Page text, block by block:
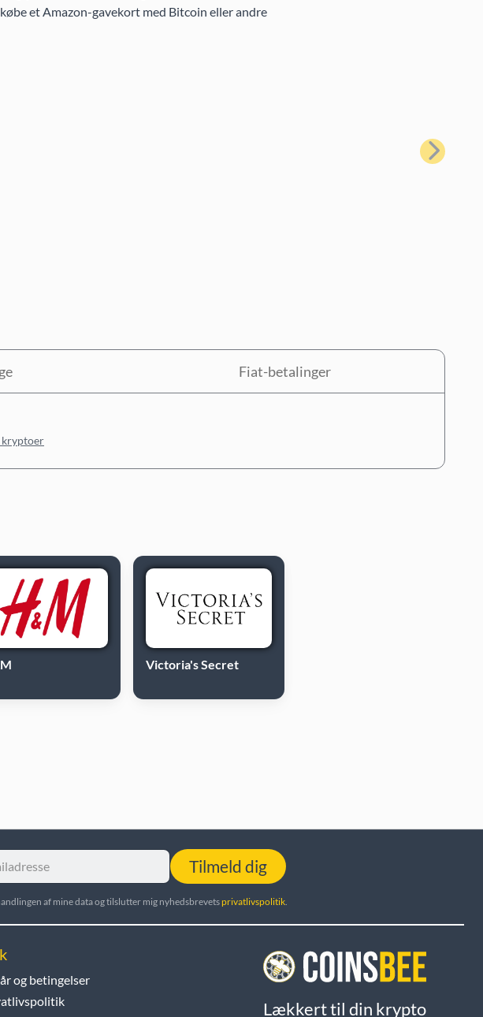
et Amazon-gavekort med Bitcoin eller andre
Næste
Fiat-betalinger
kryptoer
Victoria's Secret
Tilmeld dig
af mine data og tilslutter mig nyhedsbrevetsprivatlivspolitik.
og betingelser
Lækkert til din krypto